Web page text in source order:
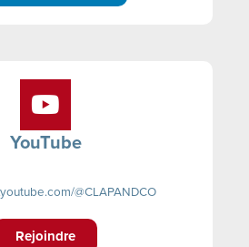
YouTube
@CLAPANDCO
Rejoindre